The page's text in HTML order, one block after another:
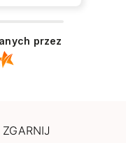
przez